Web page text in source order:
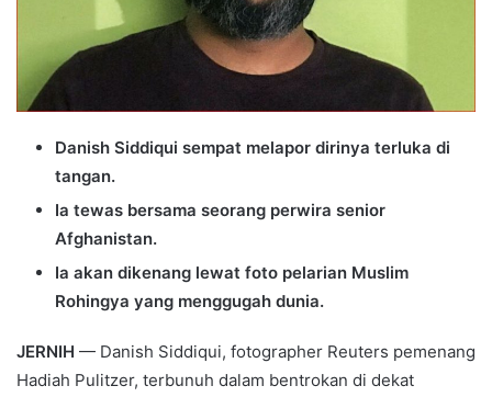
Danish Siddiqui sempat melapor dirinya terluka di
tangan.
Ia tewas bersama seorang perwira senior
Afghanistan.
Ia akan dikenang lewat foto pelarian Muslim
Rohingya yang menggugah dunia.
JERNIH — Danish Siddiqui, fotographer Reuters pemenang
Hadiah Pulitzer, terbunuh dalam bentrokan di dekat